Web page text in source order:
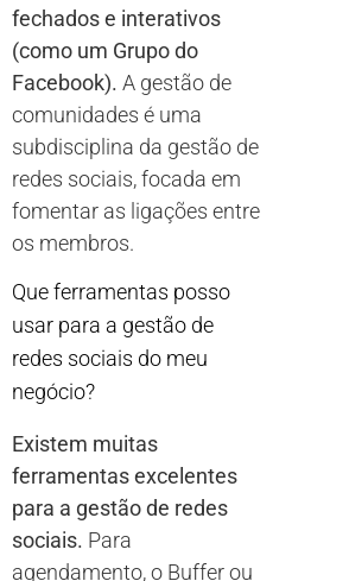
fechados e interativos
(como um Grupo do
Facebook). A gestão de
comunidades é uma
subdisciplina da gestão de
redes sociais, focada em
fomentar as ligações entre
os membros.
Que ferramentas posso
usar para a gestão de
redes sociais do meu
negócio?
Existem muitas
ferramentas excelentes
para a gestão de redes
sociais. Para
agendamento, o Buffer ou